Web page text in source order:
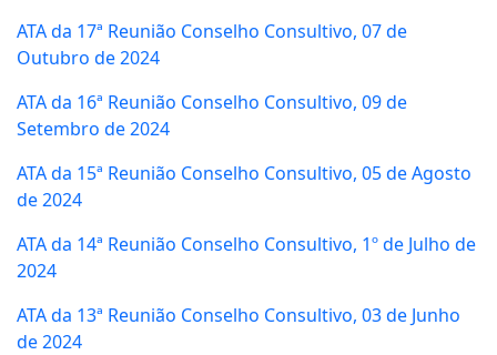
ATA da 17ª Reunião Conselho Consultivo, 07 de
Outubro de 2024
ATA da 16ª Reunião Conselho Consultivo, 09 de
Setembro de 2024
ATA da 15ª Reunião Conselho Consultivo, 05 de Agosto
de 2024
ATA da 14ª Reunião Conselho Consultivo, 1º de Julho de
2024
ATA da 13ª Reunião Conselho Consultivo, 03 de Junho
de 2024